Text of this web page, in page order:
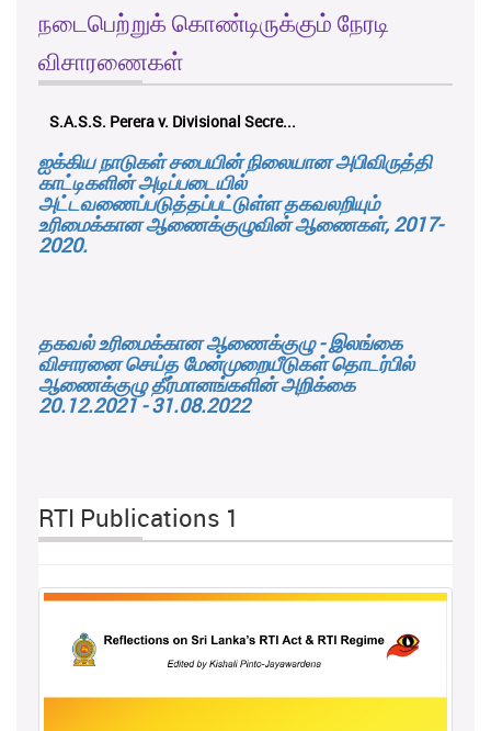
நடைபெற்றுக் கொண்டிருக்கும் நேரடி
விசாரணைகள்
K.M.D.S.K. Kulatunga v. Udunuwara P...
ஐக்கிய நாடுகள் சபையின் நிலையான அபிவிருத்தி
காட்டிகளின் அடிப்படையில்
அட்டவணைப்படுத்தப்பட்டுள்ள தகவலறியும்
உரிமைக்கான ஆணைக்குழுவின் ஆணைகள், 2017-
2020.
தகவல் உரிமைக்கான ஆணைக்குழு - இலங்கை
விசாரனை செய்த மேன்முறையீடுகள் தொடர்பில்
ஆணைக்குழு தீர்மானங்களின் அறிக்கை
20.12.2021 - 31.08.2022
RTI Publications 1